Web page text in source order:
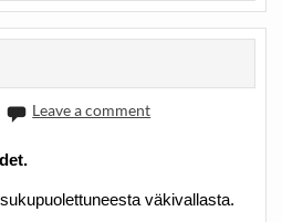
Leave a comment
väkivallasta.